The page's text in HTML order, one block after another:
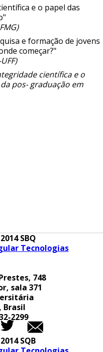
e o papel das
e formação de jovens
começar?"
científica e o
pos- graduação em
SBQ
Tecnologias
748
sala 371
Brasil
2299
SQB